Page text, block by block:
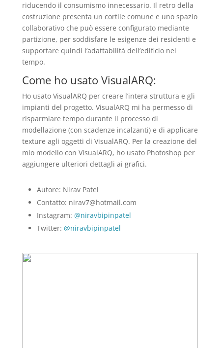
riducendo il consumismo innecessario. Il retro della
costruzione presenta un cortile comune e uno spazio
collaborativo che può essere configurato mediante
partizione, per soddisfare le esigenze dei residenti e
supportare quindi l’adattabilità dell’edificio nel
tempo.
Come ho usato VisualARQ:
Ho usato VisualARQ per creare l’intera struttura e gli
impianti del progetto. VisualARQ mi ha permesso di
risparmiare tempo durante il processo di
modellazione (con scadenze incalzanti) e di applicare
texture agli oggetti di VisualARQ. Per la creazione del
mio modello con VisualARQ, ho usato Photoshop per
aggiungere ulteriori dettagli ai grafici.
Autore: Nirav Patel
Contatto: nirav7@hotmail.com
Instagram: @niravbipinpatel
Twitter: @niravbipinpatel